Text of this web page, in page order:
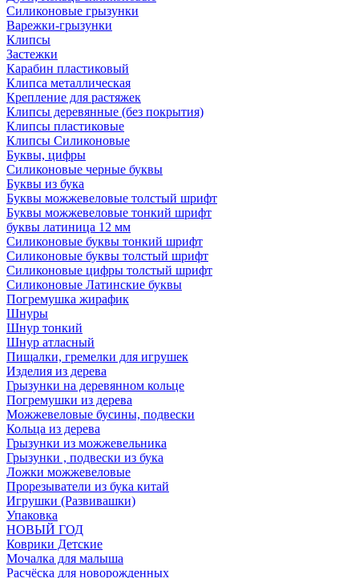
Силиконовые грызунки
Варежки-грызунки
Клипсы
Застежки
Карабин пластиковый
Клипса металлическая
Крепление для растяжек
Клипсы деревянные (без покрытия)
Клипсы пластиковые
Клипсы Силиконовые
Буквы, цифры
Силиконовые черные буквы
Буквы из бука
Буквы можжевеловые толстый шрифт
Буквы можжевеловые тонкий шрифт
буквы латиница 12 мм
Силиконовые буквы тонкий шрифт
Силиконовые буквы толстый шрифт
Силиконовые цифры толстый шрифт
Силиконовые Латинские буквы
Погремушка жирафик
Шнуры
Шнур тонкий
Шнур атласный
Пищалки, гремелки для игрушек
Изделия из дерева
Грызунки на деревянном кольце
Погремушки из дерева
Можжевеловые бусины, подвески
Кольца из дерева
Грызунки из можжевельника
Грызунки , подвески из бука
Ложки можжевеловые
Прорезыватели из бука китай
Игрушки (Развивашки)
Упаковка
НОВЫЙ ГОД
Коврики Детские
Мочалка для малыша
Расчёска для новорожденных